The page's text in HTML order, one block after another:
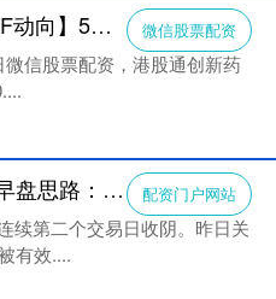
微信股票配资 【ETF动向】5月28日港股通创新药ETF汇添富基金跌4.14%，份额减少4.51亿份 微信股票配资
信股票配资，港股通创新药
配资门户网站 黄金早盘思路：4485失守后转压，短线继续高空 配资门户网站
续第二个交易日收阴。昨日关
有效....